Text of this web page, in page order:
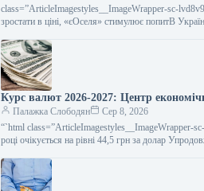
class=”ArticleImagestyles__ImageWrapper-sc-
зростати в ціні, «єОселя» стимулює попитВ
Курс валют 2026-2027: Центр
Палажка Слободян
Сер 8, 2026
“`html class=”ArticleImagestyles__ImageWrapper-
році очікується на рівні 44,5 грн за долар